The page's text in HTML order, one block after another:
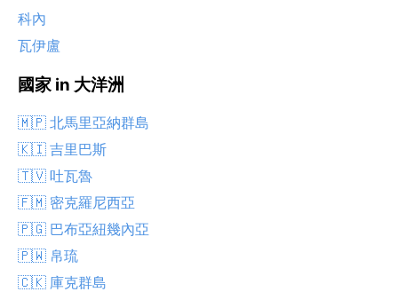
科內
瓦伊盧
國家 in 大洋洲
🇲🇵 北馬里亞納群島
🇰🇮 吉里巴斯
🇹🇻 吐瓦魯
🇫🇲 密克羅尼西亞
🇵🇬 巴布亞紐幾內亞
🇵🇼 帛琉
🇨🇰 庫克群島